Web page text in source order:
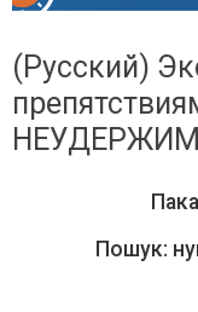
(Русский)
Пошук: